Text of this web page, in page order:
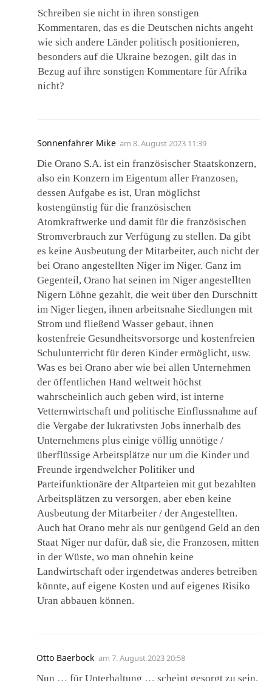
Schreiben sie nicht in ihren sonstigen
Kommentaren, das es die Deutschen nichts angeht
wie sich andere Länder politisch positionieren,
besonders auf die Ukraine bezogen, gilt das in
Bezug auf ihre sonstigen Kommentare für Afrika
nicht?
Sonnenfahrer Mike am 8. August 2023 11:39
Die Orano S.A. ist ein französischer Staatskonzern,
also ein Konzern im Eigentum aller Franzosen,
dessen Aufgabe es ist, Uran möglichst
kostengünstig für die französischen
Atomkraftwerke und damit für die französischen
Stromverbrauch zur Verfügung zu stellen. Da gibt
es keine Ausbeutung der Mitarbeiter, auch nicht der
bei Orano angestellten Niger im Niger. Ganz im
Gegenteil, Orano hat seinen im Niger angestellten
Nigern Löhne gezahlt, die weit über den Durschnitt
im Niger liegen, ihnen arbeitsnahe Siedlungen mit
Strom und fließend Wasser gebaut, ihnen
kostenfreie Gesundheitsvorsorge und kostenfreien
Schulunterricht für deren Kinder ermöglicht, usw.
Was es bei Orano aber wie bei allen Unternehmen
der öffentlichen Hand weltweit höchst
wahrscheinlich auch geben wird, ist interne
Vetternwirtschaft und politische Einflussnahme auf
die Vergabe der lukrativsten Jobs innerhalb des
Unternehmens plus einige völlig unnötige /
überflüssige Arbeitsplätze nur um die Kinder und
Freunde irgendwelcher Politiker und
Parteifunktionäre der Altparteien mit gut bezahlten
Arbeitsplätzen zu versorgen, aber eben keine
Ausbeutung der Mitarbeiter / der Angestellten.
Auch hat Orano mehr als nur genügend Geld an den
Staat Niger nur dafür, daß sie, die Franzosen, mitten
in der Wüste, wo man ohnehin keine
Landwirtschaft oder irgendetwas anderes betreiben
könnte, auf eigene Kosten und auf eigenes Risiko
Uran abbauen können.
Otto Baerbock am 7. August 2023 20:58
Nun … für Unterhaltung … scheint gesorgt zu sein.